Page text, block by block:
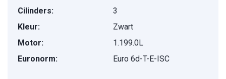
Cilinders:
3
Kleur:
Zwart
Motor:
1.199.0L
Euronorm:
Euro 6d-T-E-ISC